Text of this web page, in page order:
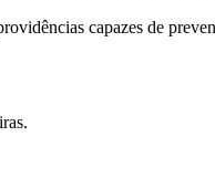
capazes de